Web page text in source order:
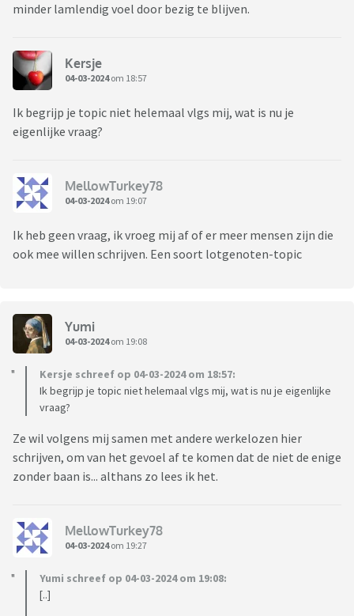
minder lamlendig voel door bezig te blijven.
Kersje
04-03-2024om 18:57
Ik begrijp je topic niet helemaal vlgs mij, wat is nu je
eigenlijke vraag?
MellowTurkey78
04-03-2024om 19:07
Ik heb geen vraag, ik vroeg mij af of er meer mensen zijn die
ook mee willen schrijven. Een soort lotgenoten-topic
Yumi
04-03-2024om 19:08
Kersje schreef op 04-03-2024 om 18:57:
Ik begrijp je topic niet helemaal vlgs mij, wat is nu je eigenlijke
vraag?
Ze wil volgens mij samen met andere werkelozen hier
schrijven, om van het gevoel af te komen dat de niet de enige
zonder baan is... althans zo lees ik het.
MellowTurkey78
04-03-2024om 19:27
Yumi schreef op 04-03-2024 om 19:08:
[..]